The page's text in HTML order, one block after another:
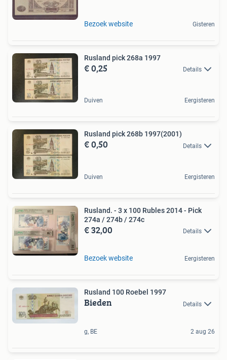
Bezoek website Gisteren
Rusland pick 268a 1997
€ 0,25 Details
Duiven Eergisteren
Rusland pick 268b 1997(2001)
€ 0,50 Details
Duiven Eergisteren
Rusland. - 3 x 100 Rubles 2014 - Pick
274a / 274b / 274c
€ 32,00 Details
Bezoek website Eergisteren
Rusland 100 Roebel 1997
Bieden Details
g, BE 2 aug 26